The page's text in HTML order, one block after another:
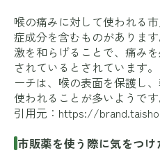
喉の痛みに対して使われる
症成分を含むものがありま
激を和らげることで、痛み
されているとされています
ーチは、喉の表面を保護し
使われることが多いようです
引用元： https://
市販薬を使う際に気をつけ